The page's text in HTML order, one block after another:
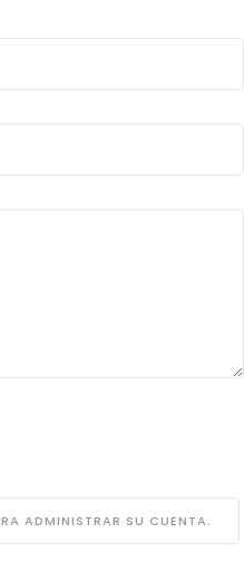
ADMINISTRAR SU CUENTA.